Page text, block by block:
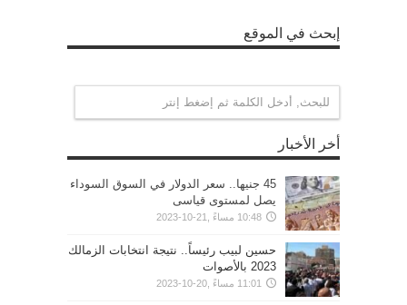
إبحث في الموقع
أخر الأخبار
45 جنيها.. سعر الدولار في السوق السوداء
يصل لمستوى قياسى
10:48 مساءً ,21-10-2023
حسين لبيب رئيساً.. نتيجة انتخابات الزمالك
2023 بالأصوات
11:01 مساءً ,20-10-2023